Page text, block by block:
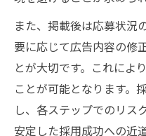
採用トラブル
バイトと正社
広告トラブル
求人広告の誤
広告に関する採用の
また、掲載後は応募状況
要に応じて広告内容の修
とが大切です。これによ
ことが可能となります。
し、各ステップでのリス
安定した採用成功への近道